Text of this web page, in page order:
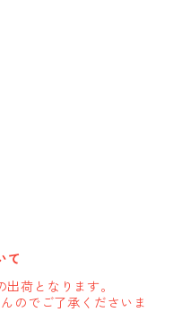
て
荷となります。
のでご了承くださいま